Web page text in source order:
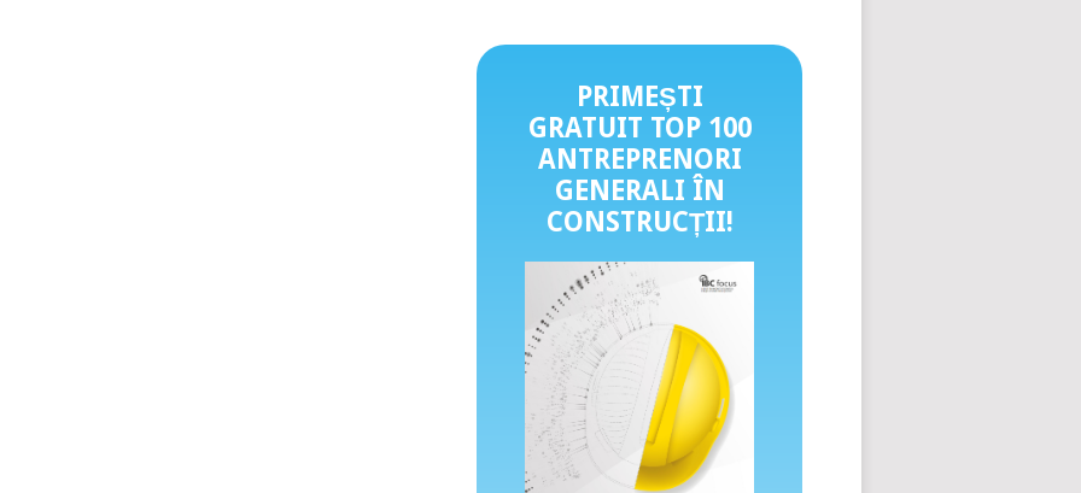
PRIMEȘTI
GRATUIT TOP 100
ANTREPRENORI
GENERALI ÎN
CONSTRUCȚII!